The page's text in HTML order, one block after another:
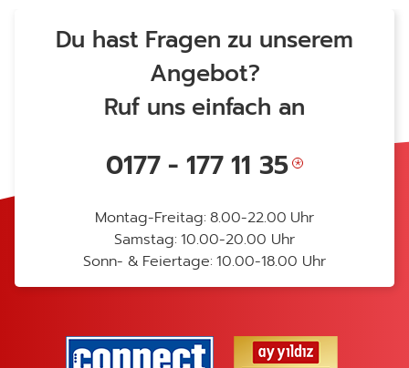
Du hast Fragen zu unserem
Angebot?
Ruf uns einfach an
0177 - 177 11 35
Montag-Freitag: 8.00-22.00 Uhr
Samstag: 10.00-20.00 Uhr
Sonn- & Feiertage: 10.00-18.00 Uhr